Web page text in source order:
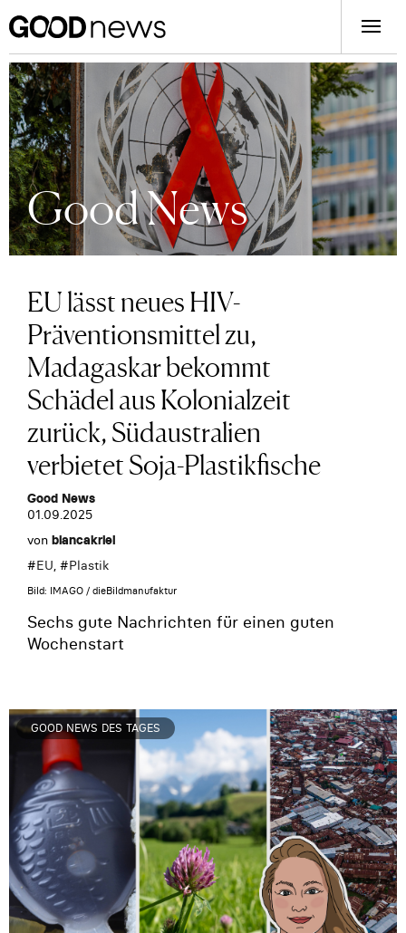
Good News
EU lässt neues HIV-
Präventionsmittel zu,
Madagaskar bekommt
Schädel aus Kolonialzeit
zurück, Südaustralien
verbietet Soja-Plastikfische
Good News
01.09.2025
von biancakriel
#EU, #Plastik
Bild: IMAGO / dieBildmanufaktur
Sechs gute Nachrichten für einen guten
Wochenstart
GOOD NEWS DES TAGES